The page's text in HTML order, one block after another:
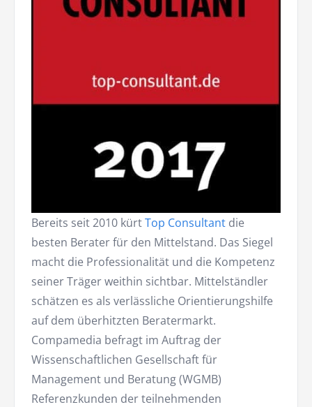
Bereits seit 2010 kürtTop Consultant die
besten Berater für den Mittelstand. Das Siegel
macht die Professionalität und die Kompetenz
seiner Träger weithin sichtbar. Mittelständler
schätzen es als verlässliche Orientierungshilfe
auf dem überhitzten Beratermarkt.
Compamedia befragt im Auftrag der
Wissenschaftlichen Gesellschaft für
Management und Beratung (WGMB)
Referenzkunden der teilnehmenden